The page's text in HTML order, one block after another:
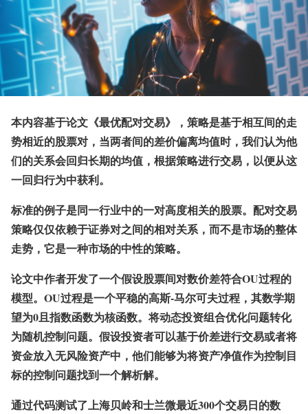
本内容基于论文《最优配对交易》，策略是基于相互间的走
势相近的股票对，当两者间的差价偏离均值时，我们认为他
们的关系会回归长期的均值，根据策略进行交易，以便从这
一回归行为中获利。
标准的例子是同一行业中的一对高度相关的股票。配对交易
策略仅仅依赖于证券对之间的相对关系，而不是市场的整体
走势，它是一种市场的中性的策略。
论文中作者开发了一个假设股票间对数价差符合OU过程的
模型。OU过程是一个平稳的高斯-马尔可夫过程，其数学期
望为0且指数函数为核函数。将动态投资组合优化问题转化
为随机控制问题。假设投资者可以基于价差进行交易或者将
资金放入无风险资产中，他们能够为将资产净值作为控制目
标的控制问题找到一个解析解。
通过代码测试了上海贝岭和士兰微最近300个交易日的数